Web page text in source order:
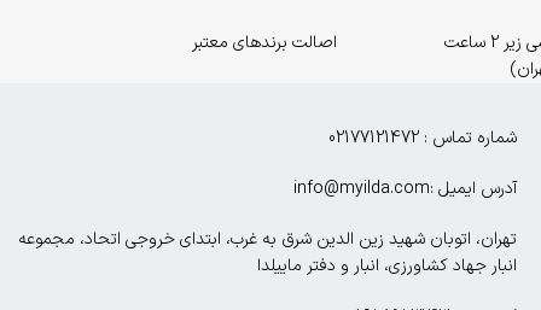
اصالت برندهای معتبر
ارسال اورژانسی زیر 2 ساعت
شماره تماس : 02177121472
آدرس ایمیل :info@myilda.com
تهران، اتوبان شهید زین الدین شرق به غرب، ابتدای خروجی اتحاد، مجموعه
انبار جهاد کشاورزی، انبار و دفتر ماییلدا